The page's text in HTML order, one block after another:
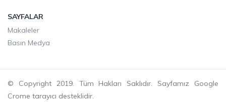
SAYFALAR
Makaleler
Basın Medya
© Copyright 2019. Tüm Hakları Saklıdır. Sayfamız Google
Crome tarayıcı desteklidir.